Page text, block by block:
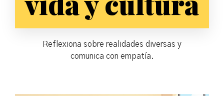
Reflexiona sobre realidades diversas y
comunica con empatía.